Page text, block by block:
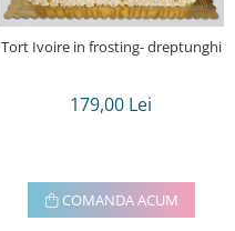
Tort Ivoire in frosting- dreptunghi
179,00 Lei
COMANDA ACUM